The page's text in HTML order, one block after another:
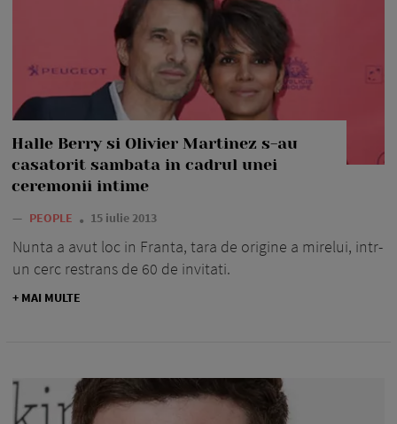
Halle Berry si Olivier Martinez s-au
casatorit sambata in cadrul unei
ceremonii intime
— PEOPLE 15 iulie 2013
Nunta a avut loc in Franta, tara de origine a mirelui, intr-
un cerc restrans de 60 de invitati.
+ MAI MULTE